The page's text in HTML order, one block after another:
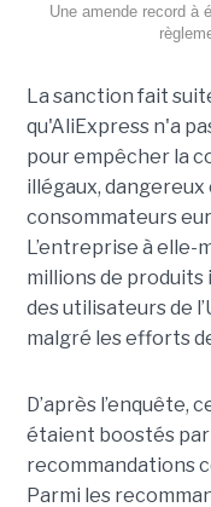
Une amende record à
La sanction fait
qu'AliExpress n'a
pour empêcher la
illégaux,
consommateurs
L’entreprise à elle-
millions de
des utilisateurs de
malgré les efforts
D’après
étaient boostés par
recommandations
Parmi les